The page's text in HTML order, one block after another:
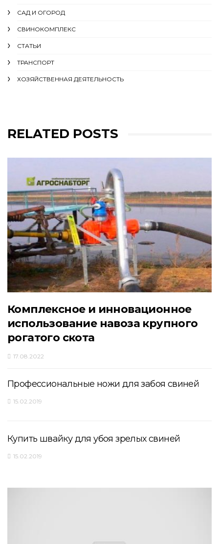
САД И ОГОРОД
СВИНОКОМПЛЕКС
СТАТЬИ
ТРАНСПОРТ
ХОЗЯЙСТВЕННАЯ ДЕЯТЕЛЬНОСТЬ
RELATED POSTS
Комплексное и инновационное
использование навоза крупного
рогатого скота
17.08.2022
Профессиональные ножи для забоя свиней
15.02.2019
Купить швайку для убоя зрелых свиней
15.02.2019